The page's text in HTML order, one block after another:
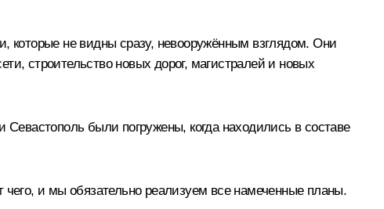
которые не видны сразу, невооружённым взглядом. Они
строительство новых дорог, магистралей и новых
были погружены, когда находились в составе
и мы обязательно реализуем все намеченные планы.